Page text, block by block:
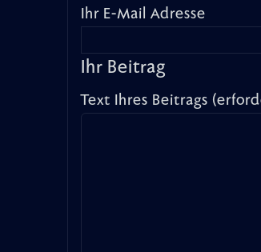
Ihr E-Mail Adresse
Ihr Beitrag
Text Ihres